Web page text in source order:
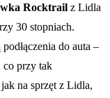
Rocktrail z Lidla
30 stopniach.
do auta –
co przy tak
na sprzęt z Lidla,